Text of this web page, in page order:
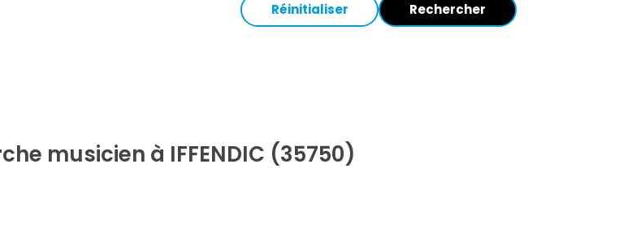
Réinitialiser Rechercher
musicien à IFFENDIC (35750)